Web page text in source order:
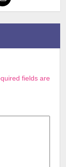
fields are